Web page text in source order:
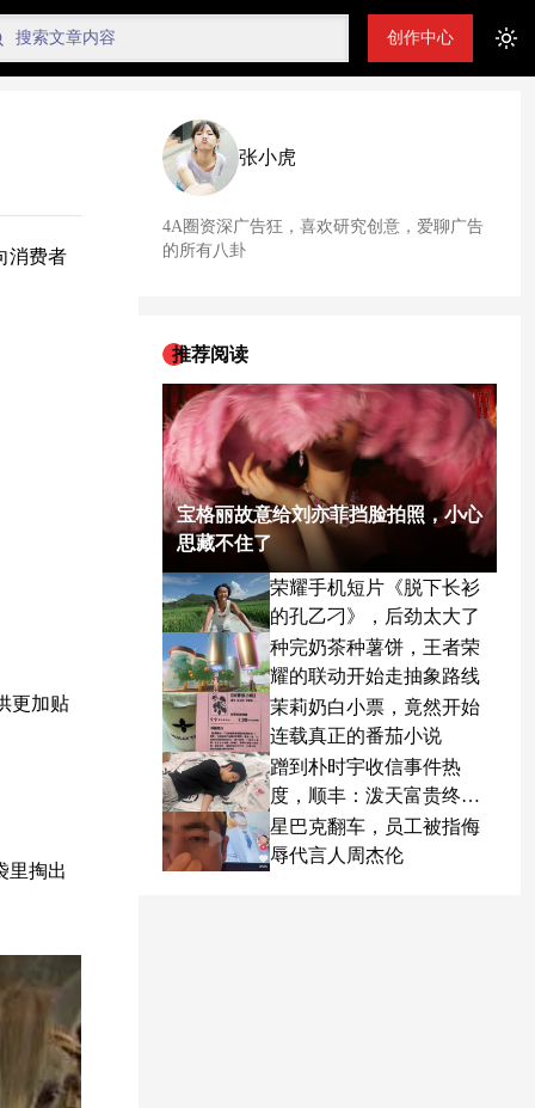
创作中心
消费者
更加贴
里掏出
张小虎
4A圈资深广告狂，喜欢研究创意，爱聊广告
的所有八卦
推荐阅读
宝格丽故意给刘亦菲挡脸拍照，小心
思藏不住了
荣耀手机短片《脱下长衫
的孔乙刁》，后劲太大了
种完奶茶种薯饼，王者荣
耀的联动开始走抽象路线
茉莉奶白小票，竟然开始
连载真正的番茄小说
蹭到朴时宇收信事件热
度，顺丰：泼天富贵终于
轮到我了
星巴克翻车，员工被指侮
辱代言人周杰伦